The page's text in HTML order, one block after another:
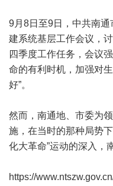
9月8日至9日，中共南
建系统基层工作会议，
四季度工作任务，会议
命的有利时机，加强对
好”。
然而，南通地、市委为
施，在当时的那种局势
化大革命”运动的深入，
https://